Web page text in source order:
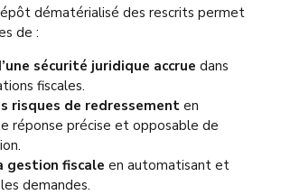
dématérialisé des rescrits permet
de :
sécurité juridique accrue dans
fiscales.
risques de redressementen
réponse précise et opposable de
gestion fiscale en automatisant et
demandes.